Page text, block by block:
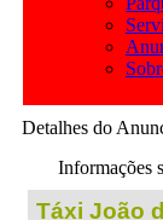
Detalhes do
Informações
Táxi João